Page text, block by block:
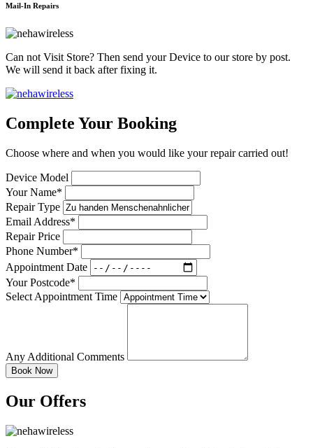
Mail-In Repairs
Can not Visit Store? Then send your Device to our store by post.
We will send it back after fixing it.
Complete Your Booking
Choose where and when you would like your repair carried out!
Device Model
Your Name*
Repair Type
Email Address*
Repair Price
Phone Number*
Appointment Date
Your Postcode*
Select Appointment Time
Any Additional Comments
Our Offers